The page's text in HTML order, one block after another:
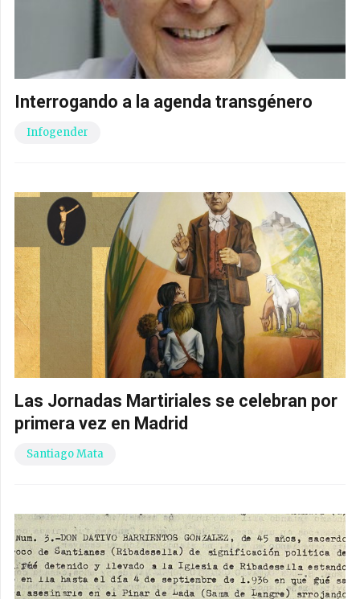
Interrogando a la agenda transgénero
Infogender
Las Jornadas Martiriales se celebran por
primera vez en Madrid
Santiago Mata